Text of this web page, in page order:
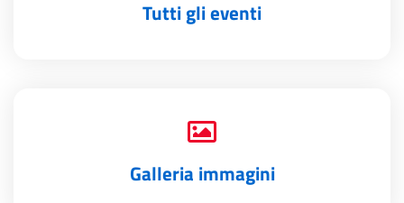
Tutti gli eventi
Galleria immagini